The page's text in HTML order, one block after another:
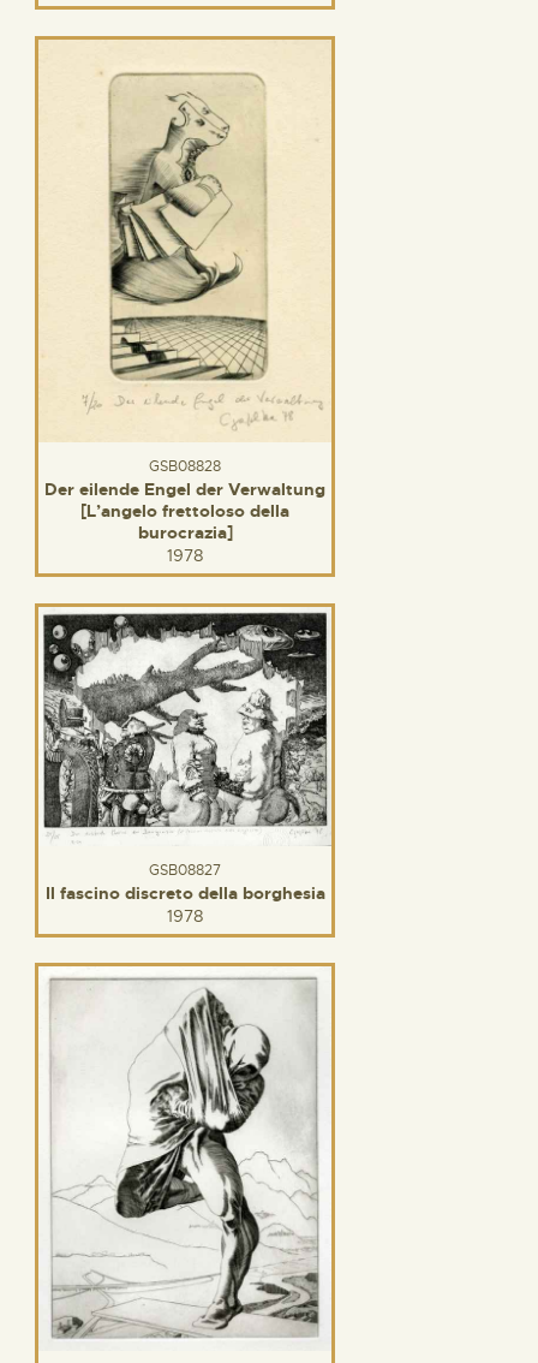
GSB08828
Der eilende Engel der Verwaltung
[L’angelo frettoloso della
burocrazia]
1978
GSB08827
Il fascino discreto della borghesia
1978